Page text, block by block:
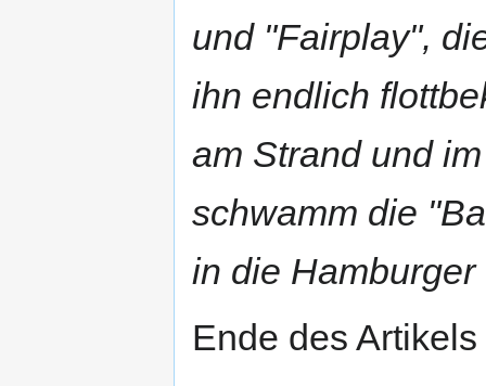
und "Fairplay",
ihn endlich
am Strand und
schwamm die
in die
Ende des Artikels